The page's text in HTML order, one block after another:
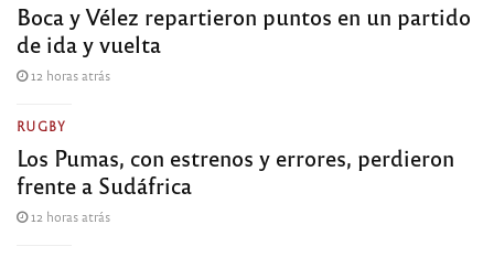
Boca y Vélez repartieron puntos en un partido
de ida y vuelta
12 horas atrás
RUGBY
Los Pumas, con estrenos y errores, perdieron
frente a Sudáfrica
12 horas atrás